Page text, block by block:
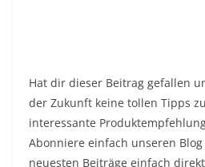
Hat dir dieser Beitrag gefallen
der Zukunft keine tollen Tipps
interessante
Abonniere einfach unseren
neuesten Beiträge einfach